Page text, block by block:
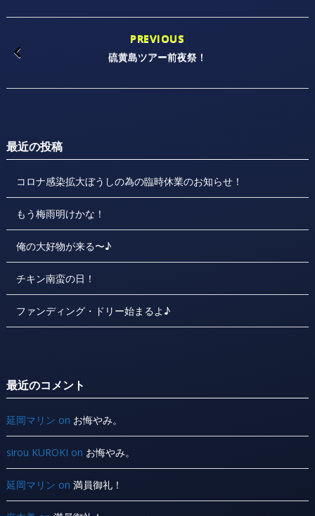
PREVIOUS
硫黄島ツアー前夜祭！
最近の投稿
コロナ感染拡大ぼうしの為の臨時休業のお知らせ！
もう梅雨明けかな！
俺の大好物が来る〜♪
チキン南蛮の日！
ファンディング・ドリー始まるよ♪
最近のコメント
延岡マリン on お悔やみ。
sirou KUROKI on お悔やみ。
延岡マリン on 満員御礼！